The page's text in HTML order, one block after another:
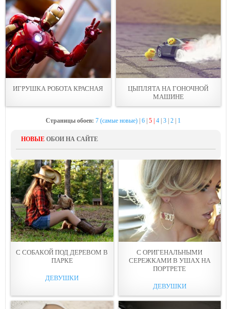
ИГРУШКА РОБОТА КРАСНАЯ
ЦЫПЛЯТА НА ГОНОЧНОЙ
МАШИНЕ
Страницы обоев: 7 (самые новые) 6 5 | 4 3 2 1
НОВЫЕ ОБОИ НА САЙТЕ
С СОБАКОЙ ПОД ДЕРЕВОМ В
ПАРКЕ
ДЕВУШКИ
С ОРИГЕНАЛЬНЫМИ
СЕРЕЖКАМИ В УШАХ НА
ПОРТРЕТЕ
ДЕВУШКИ